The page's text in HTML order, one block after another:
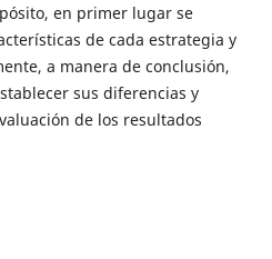
en primer lugar se
de cada estrategia y
a manera de conclusión,
sus diferencias y
de los resultados